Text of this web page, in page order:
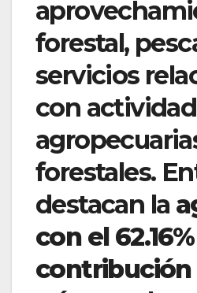
forestal,
servicios
con
forestales.
destacan la
con el
contribución